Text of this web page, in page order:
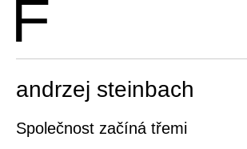
andrzej steinbach
Společnost začíná třemi